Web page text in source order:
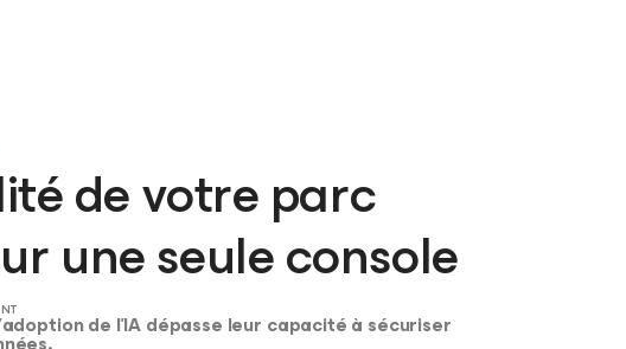
de votre parc
une seule console
de l’IA dépasse leur capacité à sécuriser